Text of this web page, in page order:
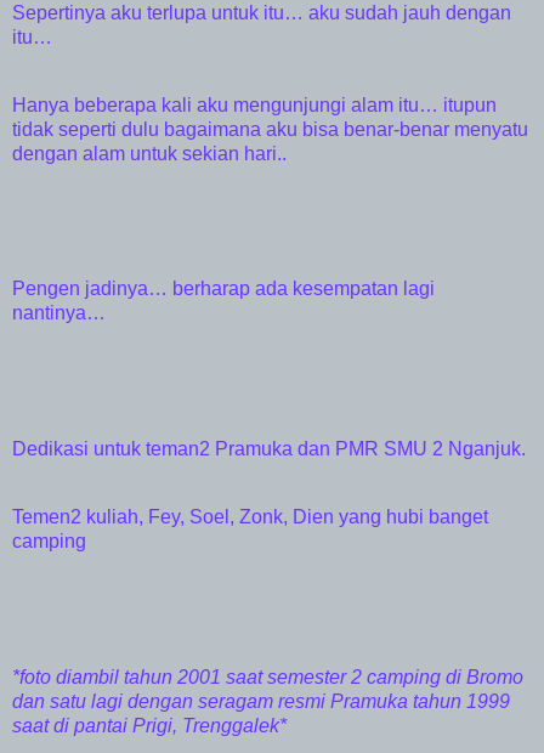
Sepertinya aku terlupa untuk itu… aku sudah jauh dengan
itu…
Hanya beberapa kali aku mengunjungi alam itu… itupun
tidak seperti dulu bagaimana aku bisa benar-benar menyatu
dengan alam untuk sekian hari..
Pengen jadinya… berharap ada kesempatan lagi
nantinya…
Dedikasi untuk teman2 Pramuka dan PMR SMU 2 Nganjuk.
Temen2 kuliah, Fey, Soel, Zonk, Dien yang hubi banget
camping
*foto diambil tahun 2001 saat semester 2 camping di Bromo
dan satu lagi dengan seragam resmi Pramuka tahun 1999
saat di pantai Prigi, Trenggalek*